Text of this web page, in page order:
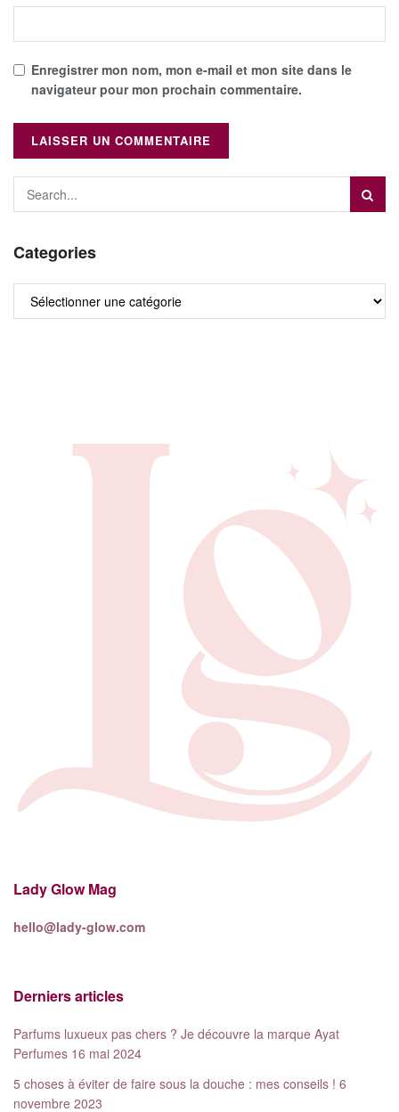
Enregistrer mon nom, mon e-mail et mon site dans le
navigateur pour mon prochain commentaire.
Categories
Lady Glow Mag
hello@lady-glow.com
Derniers articles
Parfums luxueux pas chers ? Je découvre la marque Ayat
Perfumes 16 mai 2024
5 choses à éviter de faire sous la douche : mes conseils ! 6
novembre 2023